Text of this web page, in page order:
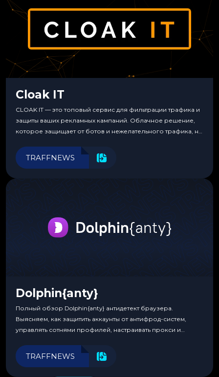
Cloak IT
CLOAK IT — это топовый сервис для фильтрации трафика и
защиты ваших рекламных кампаний. Облачное решение,
которое защищает от ботов и нежелательного трафика, не
программирования.
TRAFFNEWS
Dolphin{anty}
Полный обзор Dolphin{anty} антидетект браузера.
Выясняем, как защитить аккаунты от антифрод-систем,
управлять сотнями профилей, настраивать прокси и
эффективности.
TRAFFNEWS